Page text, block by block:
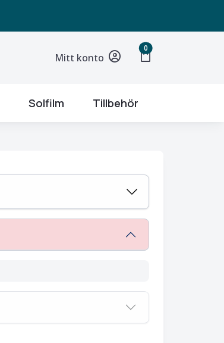
Mitt konto shopping_bag
0unread messages
Solfilm Tillbehör